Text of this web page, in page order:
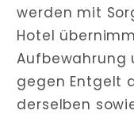
werden mit
Hotel
Aufbewahrung
gegen Entgelt
derselben